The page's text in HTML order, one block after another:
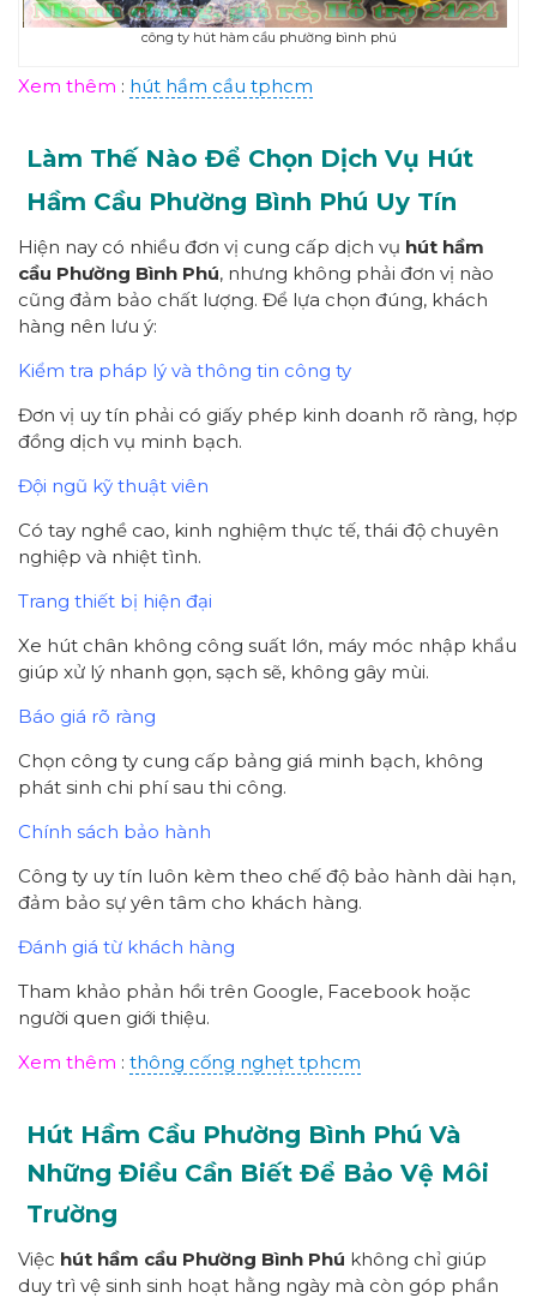
công ty hút hàm cầu phường bình phú
Xem thêm : hút hầm cầu tphcm
Làm Thế Nào Để Chọn Dịch Vụ Hút
Hầm Cầu Phường Bình Phú Uy Tín
Hiện nay có nhiều đơn vị cung cấp dịch vụ hút hầm
cầu Phường Bình Phú, nhưng không phải đơn vị nào
cũng đảm bảo chất lượng. Để lựa chọn đúng, khách
hàng nên lưu ý:
Kiểm tra pháp lý và thông tin công ty
Đơn vị uy tín phải có giấy phép kinh doanh rõ ràng, hợp
đồng dịch vụ minh bạch.
Đội ngũ kỹ thuật viên
Có tay nghề cao, kinh nghiệm thực tế, thái độ chuyên
nghiệp và nhiệt tình.
Trang thiết bị hiện đại
Xe hút chân không công suất lớn, máy móc nhập khẩu
giúp xử lý nhanh gọn, sạch sẽ, không gây mùi.
Báo giá rõ ràng
Chọn công ty cung cấp bảng giá minh bạch, không
phát sinh chi phí sau thi công.
Chính sách bảo hành
Công ty uy tín luôn kèm theo chế độ bảo hành dài hạn,
đảm bảo sự yên tâm cho khách hàng.
Đánh giá từ khách hàng
Tham khảo phản hồi trên Google, Facebook hoặc
người quen giới thiệu.
Xem thêm : thông cống nghẹt tphcm
Hút Hầm Cầu Phường Bình Phú Và
Những Điều Cần Biết Để Bảo Vệ Môi
Trường
Việc hút hầm cầu Phường Bình Phú không chỉ giúp
duy trì vệ sinh sinh hoạt hằng ngày mà còn góp phần